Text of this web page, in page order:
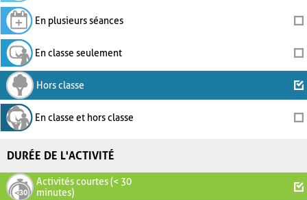
En plusieurs séances
En classe seulement
Hors classe
En classe et hors classe
DURÉE DE L'ACTIVITÉ
Activités courtes (< 30
minutes)